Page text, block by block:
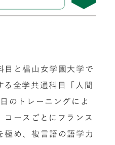
目と椙山女学園大学で
る全学共通科目「人間
のトレーニングによ
コースごとにフランス
極め、複言語の語学力